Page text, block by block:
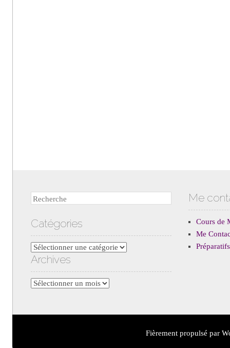
Recherche
Catégories
Catégories
Archives
Archives
Me
Cours de
Me
Fièrement propulsé par